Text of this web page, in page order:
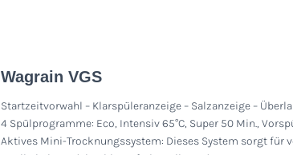
Wagrain VGS
Startzeitvorwahl – Klarspüleranzeige – Salzanzeige –
4 Spülprogramme: Eco, Intensiv 65°C, Super 50 Min.,
Aktives Mini-Trocknungssystem: Dieses System sorgt für